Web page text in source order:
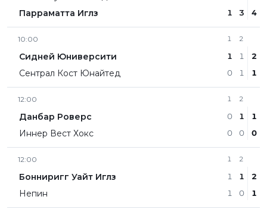
Парраматта Иглз
1
3
4
10:00
Сидней Юниверсити
Сентрал Кост Юнайтед
1
1
0
2
1
1
2
1
12:00
Данбар Роверс
Иннер Вест Хокс
1
0
0
2
1
0
1
0
12:00
Бонниригг Уайт Иглз
Непин
1
1
1
2
1
0
2
1